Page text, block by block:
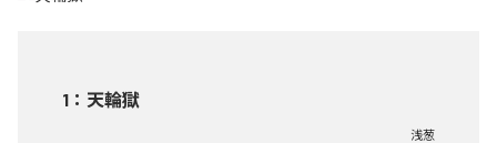
1 ： 天輪獄
浅葱